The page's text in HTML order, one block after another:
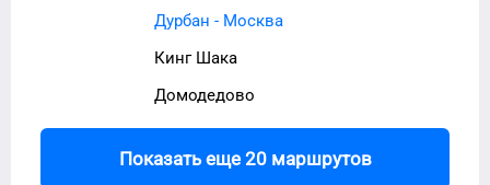
Дурбан - Москва
Кинг Шака
Домодедово
Показать еще 20 маршрутов